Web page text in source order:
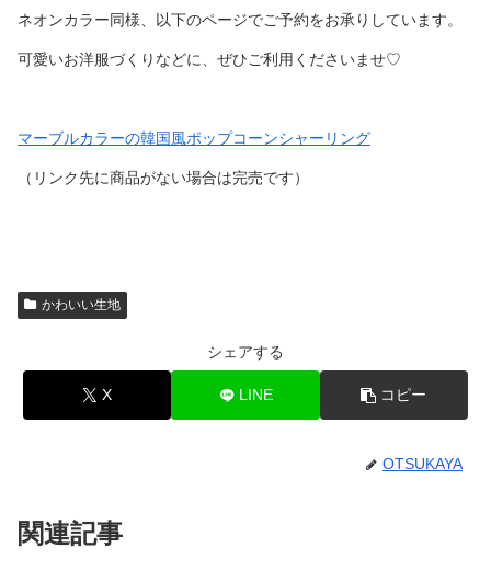
ネオンカラー同様、以下のページでご予約をお承りしています。
可愛いお洋服づくりなどに、ぜひご利用くださいませ♡
マーブルカラーの韓国風ポップコーンシャーリング
（リンク先に商品がない場合は完売です）
かわいい生地
シェアする
X LINE コピー
OTSUKAYA
関連記事